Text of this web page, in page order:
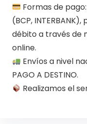
Formas de
(BCP,
débito a través de
online.
Envíos a nivel
PAGO A DESTINO.
Realizamos el